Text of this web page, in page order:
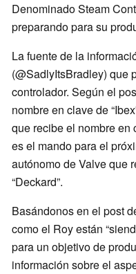
Denominado Steam
preparando para su
La fuente de la
(@SadlyItsBradley) que
controlador. Según el
nombre en clave de Ibex
que recibe el nombre en
es el mando para el
autónomo de Valve que
Deckard .
Basándonos en el post
como el Roy están
para un objetivo de
información sobre el